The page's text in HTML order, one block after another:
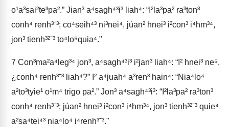
o¹a³sai²te³pa².” Jian³ a⁴sagh⁴³i³ liah⁴: “I²la³pa² ra³ton³
conh⁴ renh³ˉ³; co⁴seih⁴³ ni³nei⁴, júan² hnei³ i²con³ i⁴hm³⁴,
jon³ tienh³²ˉ³ to⁴lo⁵quia⁴."
7 Con³ma²a⁴leg³⁴ jon³, a⁴sagh⁴³i³ i²jan³ liah⁴: “I² hnei³ ne⁵,
¿conh⁴ renh³ˉ³ liah⁴?” I² a⁴juah⁴ a³ren³ hain⁴: “Nia⁴lo⁴
a²to³tyie¹ o¹m⁴ trigo pa².” Jon³ a⁴sagh⁴³i³: “I²la³pa² ra³ton³
conh⁴ renh³ˉ³; júan² hnei³ i²con³ i⁴hm³⁴, jon³ tienh³²ˉ³ quie⁴
a²sa⁴tei⁴³ nia⁴lo⁴ i⁴renh³ˉ³."